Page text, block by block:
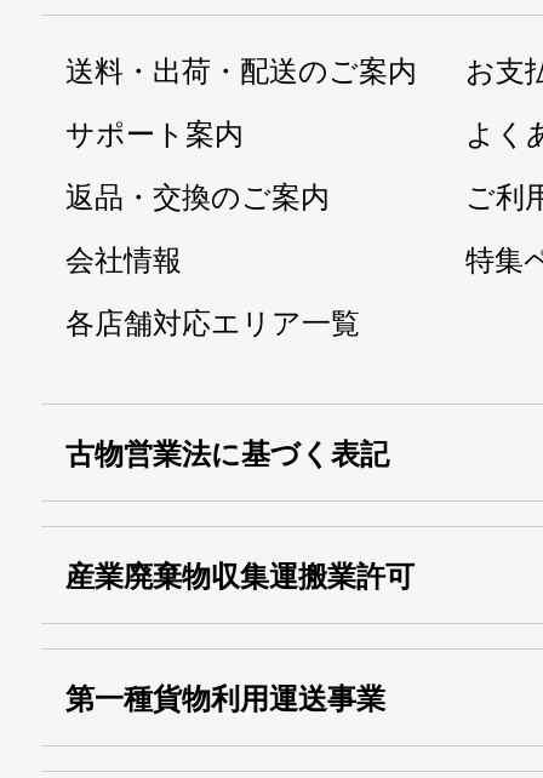
送料・出荷・配送のご案内
お支
サポート案内
よく
返品・交換のご案内
ご利
会社情報
特集
各店舗対応エリア一覧
古物営業法に基づく表記
産業廃棄物収集運搬業許可
運搬業許可証番号：
13000155805
第一種貨物利用運送事業